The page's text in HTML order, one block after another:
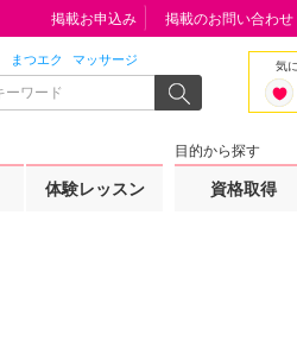
まつエク マッサージ 気
体験レッスン
目的から探す
資格取得
掲載お申込み 掲載のお問い合わせ